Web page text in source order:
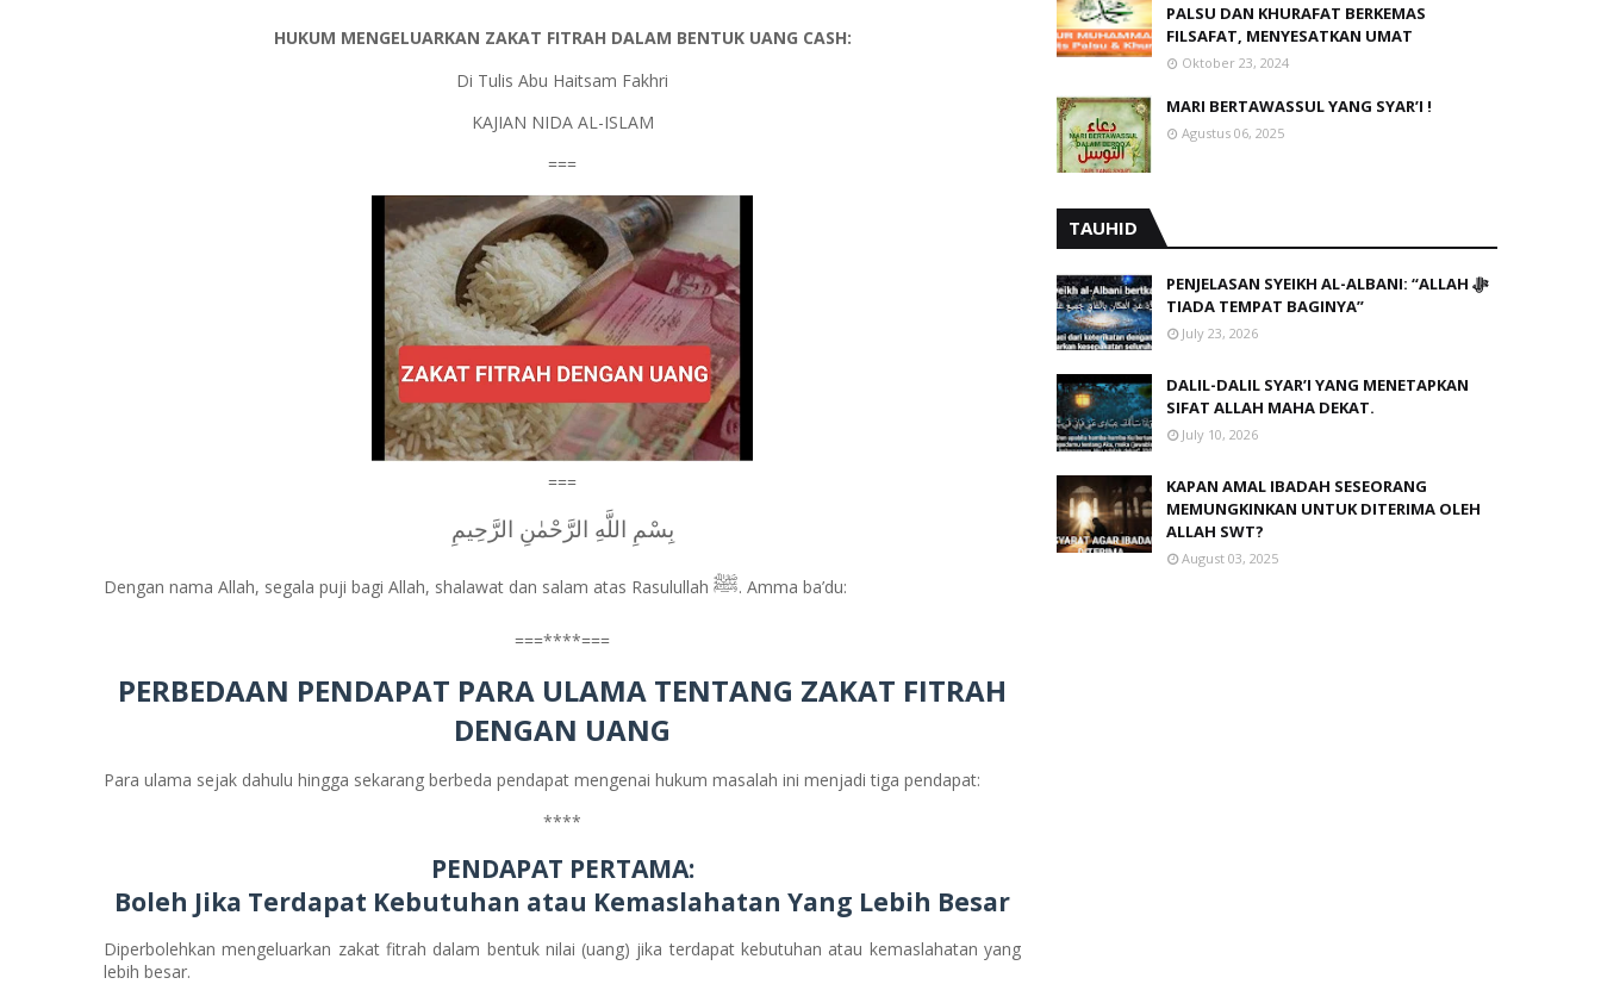
HUKUM MENGELUARKAN ZAKAT FITRAH DALAM BENTUK UANG CASH:
Di Tulis Abu Haitsam Fakhri
KAJIAN NIDA AL-ISLAM
===
===
بِسْمِ اللَّهِ الرَّحْمٰنِ الرَّحِيمِ
Dengan nama Allah, segala puji bagi Allah, shalawat dan salam atas Rasulullah ﷺ. Amma ba’du:
===****===
PERBEDAAN PENDAPAT PARA ULAMA TENTANG ZAKAT FITRAH
DENGAN UANG
Para ulama sejak dahulu hingga sekarang berbeda pendapat mengenai hukum masalah ini menjadi tiga pendapat:
****
PENDAPAT PERTAMA:
Boleh Jika Terdapat Kebutuhan atau Kemaslahatan Yang Lebih Besar
Diperbolehkan mengeluarkan zakat fitrah dalam bentuk nilai (uang) jika terdapat kebutuhan atau kemaslahatan yang
lebih besar.
PALSU DAN KHURAFAT BERKEMAS
FILSAFAT, MENYESATKAN UMAT
Oktober 23, 2024
MARI BERTAWASSUL YANG SYAR’I !
Agustus 06, 2025
TAUHID
PENJELASAN SYEIKH AL-ALBANI: “ALLAH ﷻ
TIADA TEMPAT BAGINYA”
July 23, 2026
DALIL-DALIL SYAR’I YANG MENETAPKAN
SIFAT ALLAH MAHA DEKAT.
July 10, 2026
KAPAN AMAL IBADAH SESEORANG
MEMUNGKINKAN UNTUK DITERIMA OLEH
ALLAH SWT?
August 03, 2025